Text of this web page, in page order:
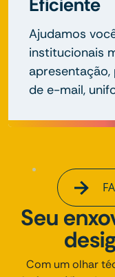
Ajudamos
institucionais
de e-mail,
Seu
Com um olhar